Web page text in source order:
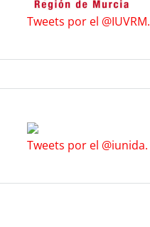
Tweets por el @IUVRM.
Tweets por el @iunida.